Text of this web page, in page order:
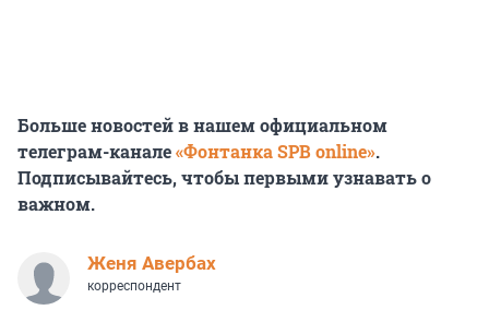
Больше новостей в нашем официальном
телеграм-канале«Фонтанка SPB online».
Подписывайтесь, чтобы первыми узнавать о
важном.
Женя Авербах
корреспондент